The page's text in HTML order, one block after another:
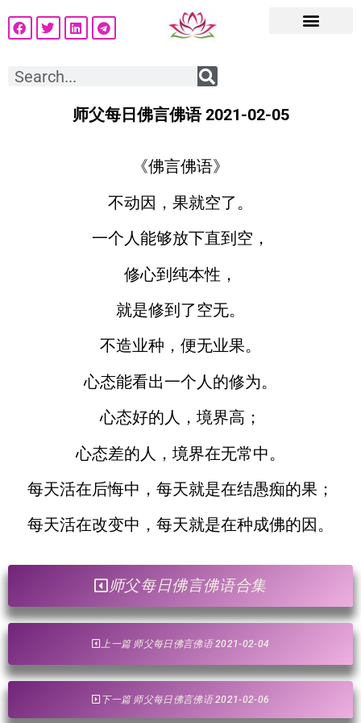
师父每日佛言佛语 2021-02-05
《佛言佛语》
不动因，果就空了。
一个人能够放下直到空，
修心到纯本性，
就是修到了空无。
不造业种，便无业果。
心态能看出一个人的修为。
心态好的人，境界高；
心态差的人，境界在无常中。
每天活在后悔中，每天就是在结愚痴的果；
每天活在改变中，每天就是在种成佛的因。
师父每日佛言佛语合集
上一篇 师父每日佛言佛语 2021-02-04
下一篇 师父每日佛言佛语 2021-02-06